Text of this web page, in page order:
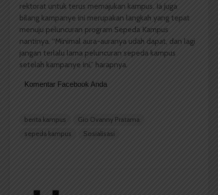
rektorat untuk terus memajukan kampus. Ia juga
bilang kampanye ini merupakan langkah yang tepat
menuju peluncuran program Sepeda Kampus
nantinya. “Minimal aura-auranya udah dapat, dan lagi
jangan terlalu lama peluncuran sepeda kampus
setelah kampanye ini,” harapnya.
Komentar Facebook Anda
berita kampus
Gio Ovanny Pratama
sepeda kampus
Sosialisasi